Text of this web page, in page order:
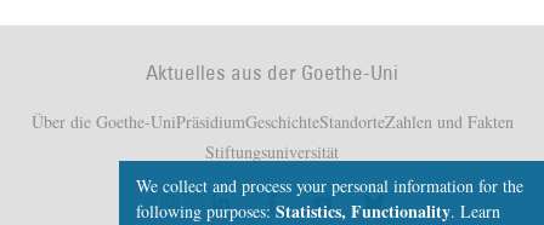
Aktuelles aus der Goethe-Uni
Über die Goethe-UniPräsidiumGeschichteStandorteZahlen und Fakten
Stiftungsuniversität
We collect and process your personal information for the
following purposes: Statistics, Functionality. Learn